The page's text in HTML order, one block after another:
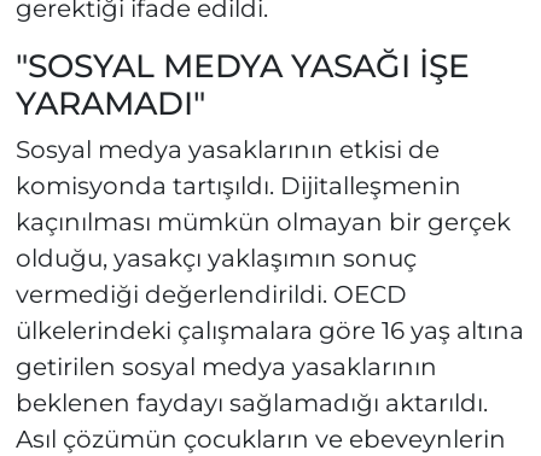
gerektiği ifade edildi.
"SOSYAL MEDYA YASAĞI İŞE
YARAMADI"
Sosyal medya yasaklarının etkisi de
komisyonda tartışıldı. Dijitalleşmenin
kaçınılması mümkün olmayan bir gerçek
olduğu, yasakçı yaklaşımın sonuç
vermediği değerlendirildi. OECD
ülkelerindeki çalışmalara göre 16 yaş altına
getirilen sosyal medya yasaklarının
beklenen faydayı sağlamadığı aktarıldı.
Asıl çözümün çocukların ve ebeveynlerin